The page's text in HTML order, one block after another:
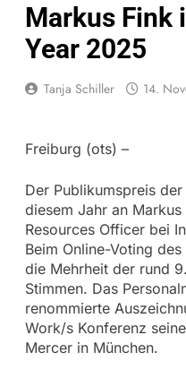
Markus Fink
Year 2025
Tanja Schiller 14.
Freiburg (ots) –
Der Publikumspreis
diesem Jahr an
Resources Officer bei
Beim Online-Voting
die Mehrheit der rund
Stimmen. Das
renommierte
Work/s Konferenz
Mercer in München.